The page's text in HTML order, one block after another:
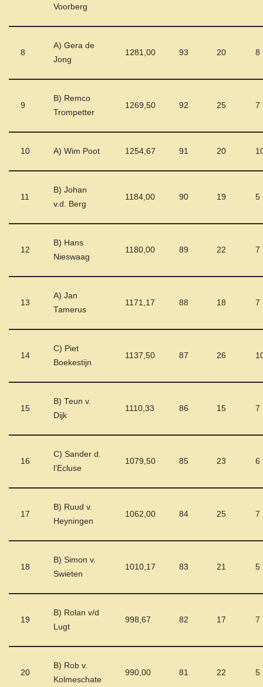
Voorberg
8
A) Gera de
Jong
1281,00 93 20 8
9
B) Remco
Trompetter
1269,50 92 25 7
10 A) Wim Poot 1254,67 91 20
11
B) Johan
v.d. Berg
1184,00 90 19 5
12
B) Hans
Nieswaag
1180,00 89 22 7
13
A) Jan
Tamerus
1171,17 88 18 7
14
C) Piet
Boekestijn
1137,50 87 26
15
B) Teun v.
Dijk
1110,33 86 15 7
16
C) Sander d.
l’Ecluse
1079,50 85 23 6
17
B) Ruud v.
Heyningen
1062,00 84 25 7
18
B) Simon v.
Swieten
1010,17 83 21 5
19
B) Rolan v/d
Lugt
998,67 82 17 7
20
B) Rob v.
Kolmeschate
990,00 81 22 5